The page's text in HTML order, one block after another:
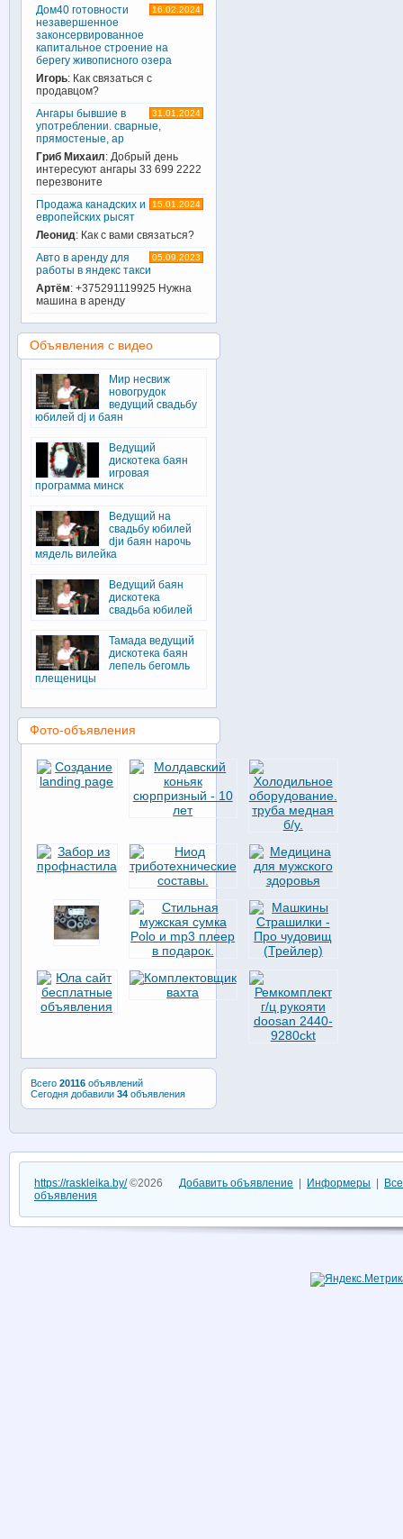
16.02.2024
Дом40 готовности
незавершенное
законсервированное
капитальное строение на
берегу живописного озера
Игорь: Как связаться с
продавцом?
31.01.2024
Ангары бывшие в
употреблении. сварные,
прямостеные, ар
Гриб Михаил: Добрый день
интересуют ангары 33 699 2222
перезвоните
15.01.2024
Продажа канадских и
европейских рысят
Леонид: Как с вами связаться?
05.09.2023
Авто в аренду для
работы в яндекс такси
Артём: +375291119925 Нужна
машина в аренду
Объявления с видео
Мир несвиж
новогрудок
ведущий свадьбу
юбилей dj и баян
Ведущий
дискотека баян
игровая
программа минск
Ведущий на
свадьбу юбилей
djи баян нарочь
мядель вилейка
Ведущий баян
дискотека
свадьба юбилей
Тамада ведущий
дискотека баян
лепель бегомль
плещеницы
Фото-объявления
Всего 20116объявлений
Сегодня добавили 34объявления
https://raskleika.by/©2026 Добавить объявление Информеры
объявления